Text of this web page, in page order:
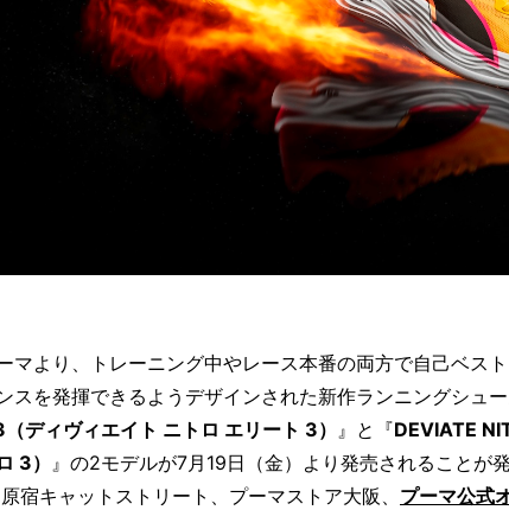
マより、トレーニング中やレース本番の両方で自己ベス
スを発揮できるようデザインされた新作ランニングシュ
（ディヴィエイト ニトロ エリート 3） 』と『DEVIATE
3） 』の2モデルが7月19日（金）より発売されることが
宿キャットストリート、プーマストア大阪、 プーマ公式